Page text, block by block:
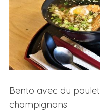
Bento avec du
champignons